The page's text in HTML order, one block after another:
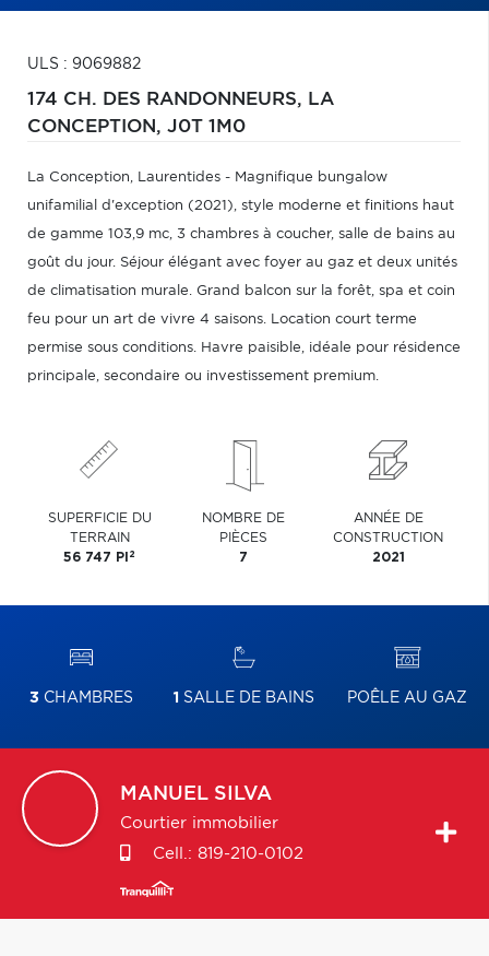
ULS : 9069882
174 CH. DES RANDONNEURS, LA
CONCEPTION, J0T 1M0
La Conception, Laurentides - Magnifique bungalow
unifamilial d'exception (2021), style moderne et finitions haut
de gamme 103,9 mc, 3 chambres à coucher, salle de bains au
goût du jour. Séjour élégant avec foyer au gaz et deux unités
de climatisation murale. Grand balcon sur la forêt, spa et coin
feu pour un art de vivre 4 saisons. Location court terme
permise sous conditions. Havre paisible, idéale pour résidence
principale, secondaire ou investissement premium.
SUPERFICIE DU
TERRAIN
56 747 PI 2
NOMBRE DE
PIÈCES
7
ANNÉE DE
CONSTRUCTION
2021
3 CHAMBRES 1 SALLE DE BAINS POÊLE AU GAZ
MANUEL SILVA
Courtier immobilier
Cell.: 819-210-0102